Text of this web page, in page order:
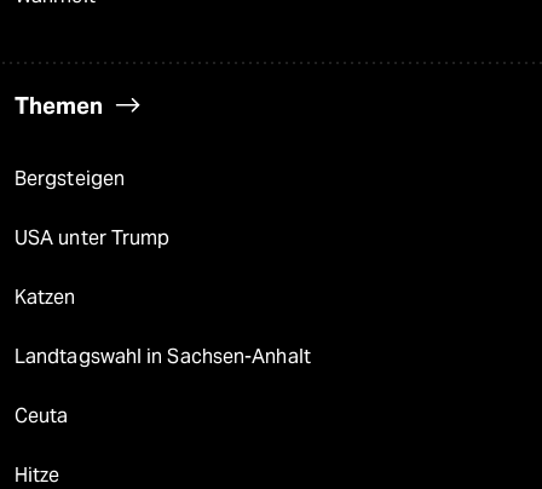
Themen
Bergsteigen
USA unter Trump
Katzen
Landtagswahl in Sachsen-Anhalt
Ceuta
Hitze